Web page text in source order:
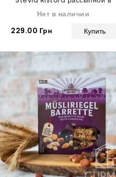
порошке 250 г
Нет в наличии
229.00 Грн
Купить